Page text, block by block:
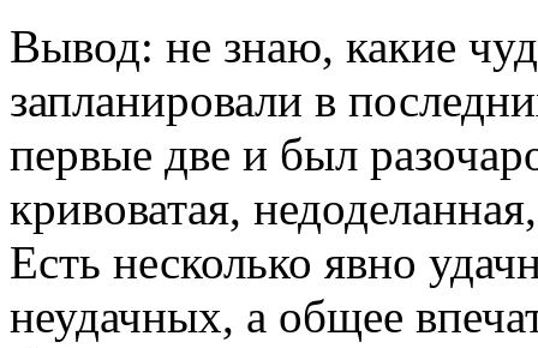
Вывод: не знаю, какие
запланировали в
первые две и был
кривоватая,
Есть несколько явно
неудачных, а общее